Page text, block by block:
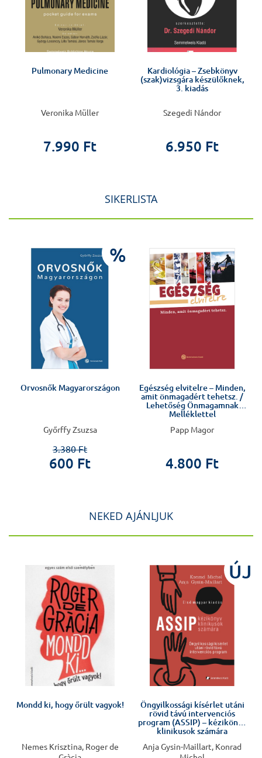
Pulmonary Medicine
Veronika Müller
7.990 Ft
Kardiológia – Zsebkönyv
(szak)vizsgára készülőknek,
3. kiadás
Szegedi Nándor
6.950 Ft
SIKERLISTA
%
Orvosnők Magyarországon
Győrffy Zsuzsa
3.380 Ft
600 Ft
Egészség elvitelre – Minden,
amit önmagadért tehetsz. /
Lehetőség Önmagamnak
Melléklettel
Papp Magor
4.800 Ft
NEKED AJÁNLJUK
Mondd ki, hogy őrült vagyok!
Nemes Krisztina, Roger de
ÚJ
Öngyilkossági kísérlet utáni
rövid távú intervenciós
program (ASSIP) – kézikönyv
klinikusok számára
Anja Gysin-Maillart, Konrad